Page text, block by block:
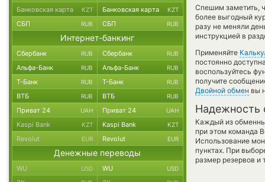
Спешим заметить,
более выгодный
разу не меняли
инструкцией в
Применяйте
постоянно
воспользуйтесь
получите
Двойной обмен вы
Надежность
Каждый из
при этом команда
Использование
пунктах. При
размер резервов и
Банковская карта KZT Банковская карта KZT
СБП RUB СБП RUB
Интернет-банкинг
Сбербанк RUB Сбербанк RUB
Альфа-Банк RUB Альфа-Банк RUB
Т-Банк RUB Т-Банк RUB
ВТБ RUB ВТБ RUB
Приват 24 UAH Приват 24 UAH
Kaspi Bank KZT Kaspi Bank KZT
Revolut EUR Revolut EUR
Денежные переводы
WU USD WU USD